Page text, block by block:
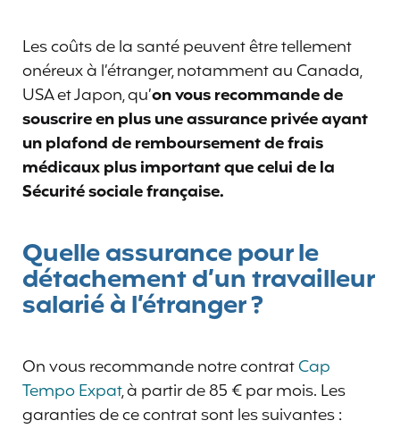
Les coûts de la santé peuvent être tellement
onéreux à l’étranger, notamment au Canada,
USA et Japon, qu’on vous recommande de
souscrire en plus une assurance privée ayant
un plafond de remboursement de frais
médicaux plus important que celui de la
Sécurité sociale française.
Quelle assurance pour le
détachement d’un travailleur
salarié à l’étranger ?
On vous recommande notre contratCap
Tempo Expat, à partir de 85 € par mois. Les
garanties de ce contrat sont les suivantes :